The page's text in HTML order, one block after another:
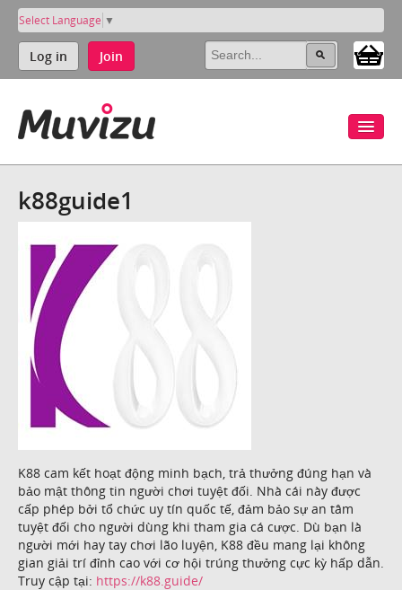
Select Language ▼
Log in Join
k88guide1
K88 cam kết hoạt động minh bạch, trả thưởng đúng hạn và
bảo mật thông tin người chơi tuyệt đối. Nhà cái này được
cấp phép bởi tổ chức uy tín quốc tế, đảm bảo sự an tâm
tuyệt đối cho người dùng khi tham gia cá cược. Dù bạn là
người mới hay tay chơi lão luyện, K88 đều mang lại không
gian giải trí đỉnh cao với cơ hội trúng thưởng cực kỳ hấp dẫn.
Truy cập tại: https://k88.guide/